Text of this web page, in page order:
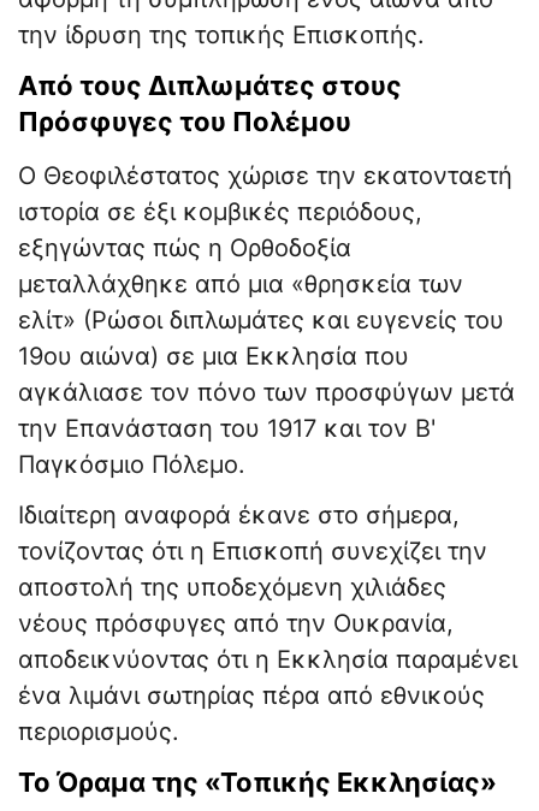
την ίδρυση της τοπικής Επισκοπής.
Από τους Διπλωμάτες στους
Πρόσφυγες του Πολέμου
Ο Θεοφιλέστατος χώρισε την εκατονταετή
ιστορία σε έξι κομβικές περιόδους,
εξηγώντας πώς η Ορθοδοξία
μεταλλάχθηκε από μια «θρησκεία των
ελίτ» (Ρώσοι διπλωμάτες και ευγενείς του
19ου αιώνα) σε μια Εκκλησία που
αγκάλιασε τον πόνο των προσφύγων μετά
την Επανάσταση του 1917 και τον Β'
Παγκόσμιο Πόλεμο.
Ιδιαίτερη αναφορά έκανε στο σήμερα,
τονίζοντας ότι η Επισκοπή συνεχίζει την
αποστολή της υποδεχόμενη χιλιάδες
νέους πρόσφυγες από την Ουκρανία,
αποδεικνύοντας ότι η Εκκλησία παραμένει
ένα λιμάνι σωτηρίας πέρα από εθνικούς
περιορισμούς.
Το Όραμα της «Τοπικής Εκκλησίας»